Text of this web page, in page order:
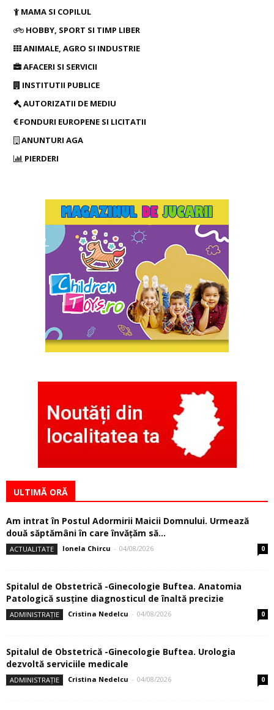
MAMA SI COPILUL
HOBBY, SPORT SI TIMP LIBER
ANIMALE, AGRO SI INDUSTRIE
AFACERI SI SERVICII
INSTITUTII PUBLICE
AUTORIZATII DE MEDIU
FONDURI EUROPENE SI LICITATII
ANUNTURI AGA
PIERDERI
ULTIMĂ ORĂ
Am intrat în Postul Adormirii Maicii Domnului. Urmează
două săptămâni în care învăţăm să...
ACTUALITATE Ionela Chircu - 04/08/2026 0
Spitalul de Obstetrică -Ginecologie Buftea. Anatomia
Patologică susţine diagnosticul de înaltă precizie
ADMINISTRAȚIE Cristina Nedelcu - 04/08/2026 0
Spitalul de Obstetrică -Ginecologie Buftea. Urologia
dezvoltă serviciile medicale
ADMINISTRAȚIE Cristina Nedelcu - 04/08/2026 0